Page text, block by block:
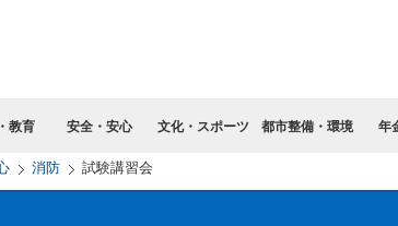
教育 安全・安心 文化・スポーツ 都市整備・環境 年
消防 試験講習会